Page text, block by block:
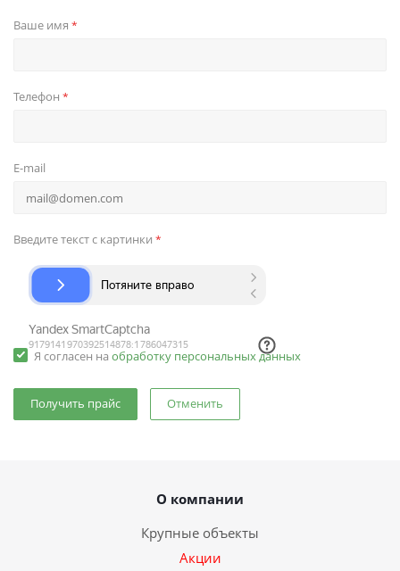
Ваше имя *
Телефон *
E-mail
Введите текст с картинки *
Я согласен на обработку персональных данных
Отменить
О компании
Крупные объекты
Акции